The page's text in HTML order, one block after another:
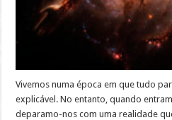
desafia
a
nossa
Vivemos numa época em que tudo
explicável. No entanto, quando
deparamo-nos com uma realidade